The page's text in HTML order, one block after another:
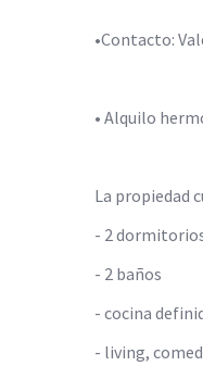
•Contacto:
• Alquilo
La propiedad
- 2
- 2 baños
- cocina
- living,